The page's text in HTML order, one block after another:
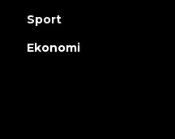
Sport
Ekonomi